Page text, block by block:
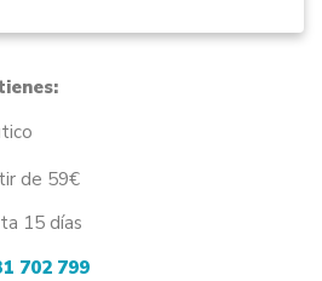
de 59€
15 días
702 799